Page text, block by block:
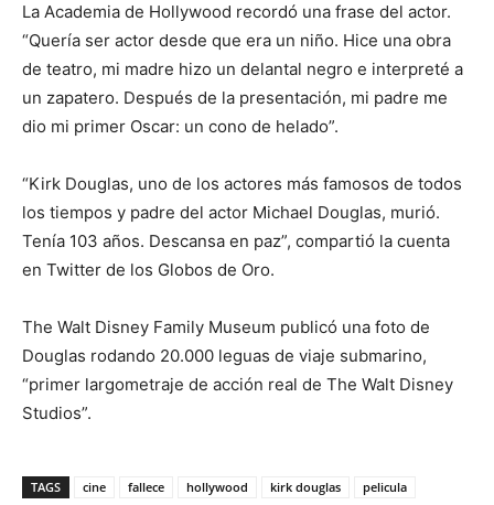
La Academia de Hollywood recordó una frase del actor.
“Quería ser actor desde que era un niño. Hice una obra
de teatro, mi madre hizo un delantal negro e interpreté a
un zapatero. Después de la presentación, mi padre me
dio mi primer Oscar: un cono de helado”.
“Kirk Douglas, uno de los actores más famosos de todos
los tiempos y padre del actor Michael Douglas, murió.
Tenía 103 años. Descansa en paz”, compartió la cuenta
en Twitter de los Globos de Oro.
The Walt Disney Family Museum publicó una foto de
Douglas rodando 20.000 leguas de viaje submarino,
“primer largometraje de acción real de The Walt Disney
Studios”.
TAGS cine fallece hollywood kirk douglas pelicula